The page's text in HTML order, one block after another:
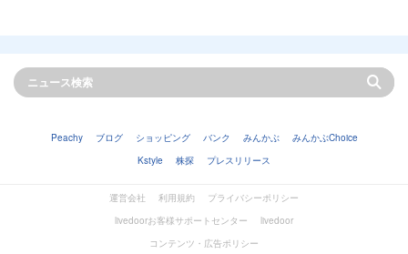
Peachy ブログ ショッピング バンク みんかぶ
みんかぶChoice
Kstyle
株探 プレスリリース
運営会社 利用規約
プライバシーポリシー
livedoorお客様サポートセンター
livedoor
コンテンツ・広告ポリシー